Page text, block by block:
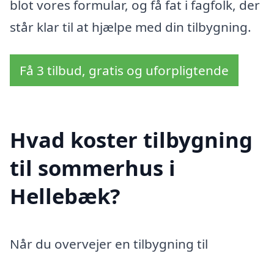
blot vores formular, og få fat i fagfolk, der
står klar til at hjælpe med din tilbygning.
Få 3 tilbud, gratis og uforpligtende
Hvad koster tilbygning
til sommerhus i
Hellebæk?
Når du overvejer en tilbygning til